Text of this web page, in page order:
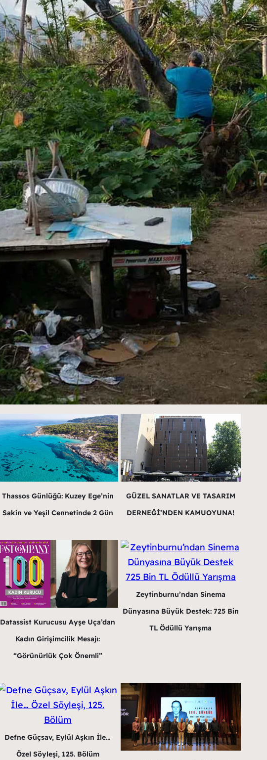
Thassos Günlüğü: Kuzey Ege’nin
Sakin ve Yeşil Cennetinde 2 Gün
GÜZEL SANATLAR VE TASARIM
DERNEĞİ’NDEN KAMUOYUNA!
Datassist Kurucusu Ayşe Uça’dan
Kadın Girişimcilik Mesajı:
“Görünürlük Çok Önemli”
Zeytinburnu’ndan Sinema
Dünyasına Büyük Destek: 725 Bin
TL Ödüllü Yarışma
Defne Güçsav, Eylül Aşkın İle…
Özel Söyleşi, 125. Bölüm